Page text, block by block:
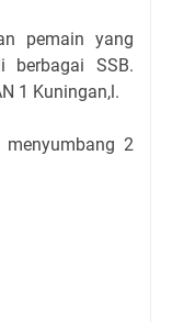
pemain yang
SSB.
1 Kuningan,l.
2